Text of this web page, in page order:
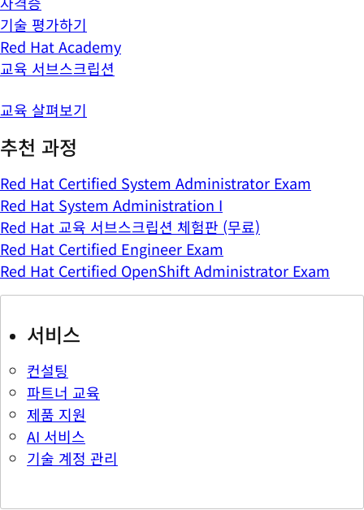
기술 평가하기
Red Hat Academy
교육 서브스크립션
교육 살펴보기
추천 과정
Red Hat Certified System Administrator Exam
Red Hat System Administration I
Red Hat 교육 서브스크립션 체험판 (무료)
Red Hat Certified Engineer Exam
Red Hat Certified OpenShift Administrator Exam
서비스
컨설팅
파트너 교육
제품 지원
AI 서비스
기술 계정 관리